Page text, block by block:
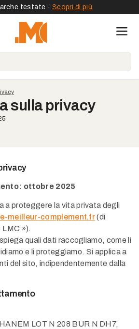
testate - Scopri di più
sulla privacy
ottobre 2025
a proteggere la vita privata degli
meilleur-complement.fr(di
LMC »).
quali dati raccogliamo, come li
e li proteggiamo. Si applica a
del sito, indipendentemente dalla
LOT N 208 BUR N DH7,